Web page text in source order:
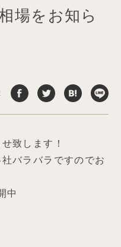
場をお知ら
致します！
バラバラですのでお
中